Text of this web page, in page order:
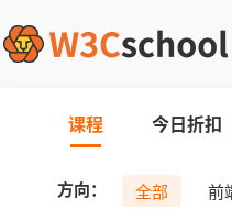
课程 今日折扣
方向： 全部 前